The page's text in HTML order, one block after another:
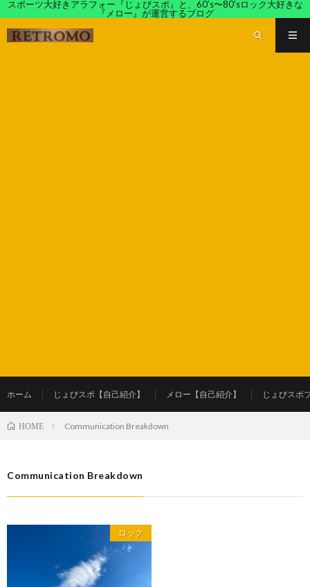
スポーツ大好きアラフォー『じょびスポ』と、60’s〜80’sロック大好きな
『メロー』が運営するブログ
ホーム じょびスポ【自己紹介】 メロー【自己紹介】 じょびスポ
HOME Communication Breakdown
Communication Breakdown
ロック